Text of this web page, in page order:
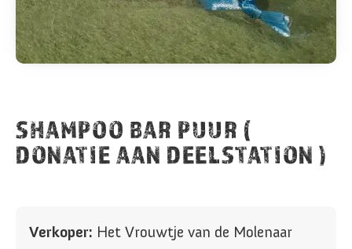
SHAMPOO BAR PUUR (
DONATIE AAN DEELSTATION )
Verkoper: Het Vrouwtje van de Molenaar